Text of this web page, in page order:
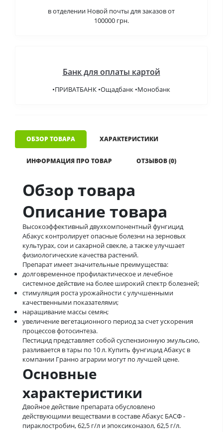
ОБЗОР ТОВАРА ХАРАКТЕРИСТИКИ
ИНФОРМАЦИЯ ПРО ТОВАР ОТЗЫВОВ (0)
Обзор товара
Описание товара
Высокоэффективный двухкомпонентный фунгицид
Абакус контролирует опасные болезни на зерновых
культурах, сои и сахарной свекле, а также улучшает
физиологические качества растений.
Препарат имеет значительные преимущества:
долговременное профилактическое и лечебное
системное действие на более широкий спектр болезней;
стимуляция роста урожайности с улучшенными
качественными показателями;
наращивание массы семян;
увеличение вегетационного период за счет ускорения
процессов фотосинтеза.
Пестицид представляет собой суспензионную эмульсию,
разливается в тары по 10 л. Купить фунгицид Абакус в
компании Гранно аграрии могут по лучшей цене.
Основные
характеристики
Двойное действие препарата обусловлено
действующими веществами в составе Абакус БАСФ -
пираклостробин, 62,5 г/л и эпоксиконазол, 62,5 г/л.
в отделении Новой почты для заказов от
100000 грн.
Банк для оплаты картой
•ПРИВАТБАНК •Ощадбанк •Монобанк